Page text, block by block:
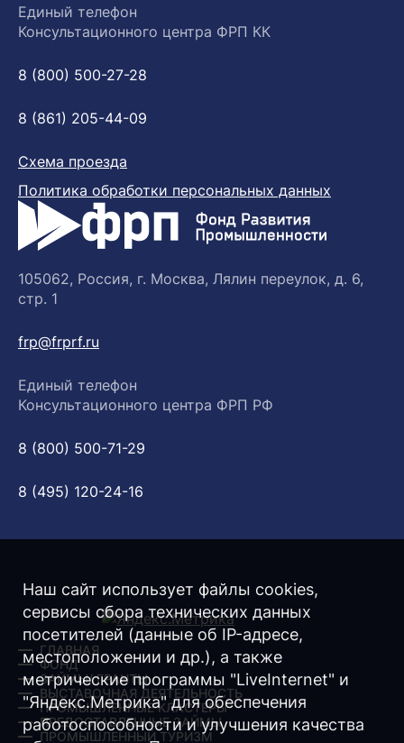
Единый телефон
Консультационного центра ФРП КК
8 (800) 500-27-28
8 (861) 205-44-09
Схема проезда
Политика обработки персональных данных
105062, Россия, г. Москва, Лялин переулок, д. 6,
стр. 1
frp@frprf.ru
Единый телефон
Консультационного центра ФРП РФ
8 (800) 500-71-29
8 (495) 120-24-16
ГЛАВНАЯ
ФОНД
ЗАЙМЫ/ ГРАНТЫ
ВЫСТАВОЧНАЯ ДЕЯТЕЛЬНОСТЬ
ПРОМЫШЛЕННЫЕ КЛАСТЕРЫ
ПРЕДОСТАВЛЕННЫЕ ЗАЙМЫ
ПРОМЫШЛЕННЫЙ ТУРИЗМ
Наш сайт использует файлы cookies,
сервисы сбора технических данных
посетителей (данные об IP-адресе,
местоположении и др.), а также
метрические программы "LiveInternet" и
"Яндекс.Метрика" для обеспечения
работоспособности и улучшения качества